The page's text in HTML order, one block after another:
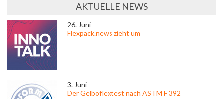
AKTUELLE NEWS
26. Juni
Flexpack.news zieht um
3. Juni
Der Gelboflextest nach ASTM F 392